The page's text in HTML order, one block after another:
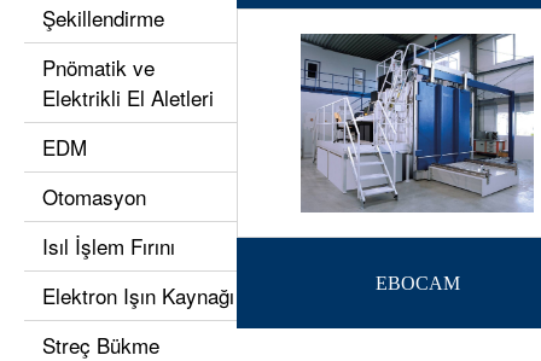
EBOCAM
Şekillendirme
Pnömatik ve
Elektrikli El Aletleri
EDM
Otomasyon
Isıl İşlem Fırını
Elektron Işın Kaynağı
Streç Bükme